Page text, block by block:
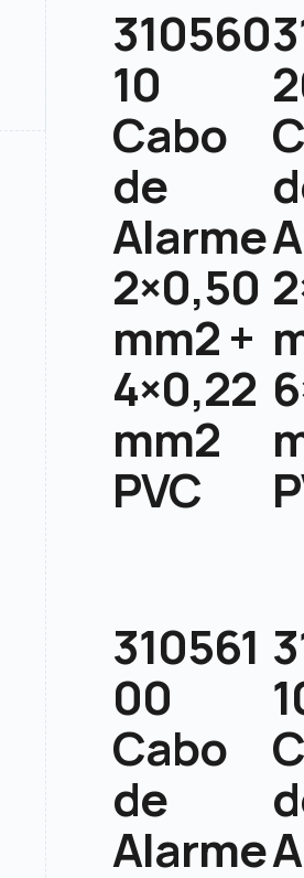
310560
10
Cabo
de
Alarme
2×0,50
mm2 +
4×0,22
mm2
PVC
310561
00
Cabo
de
Alarme